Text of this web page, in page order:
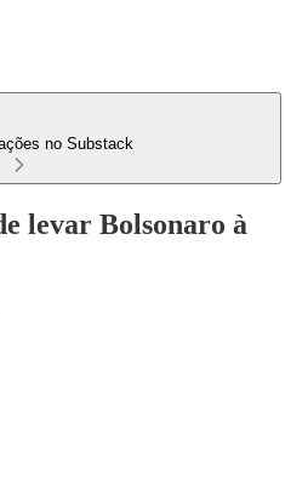
no Substack
levar Bolsonaro à